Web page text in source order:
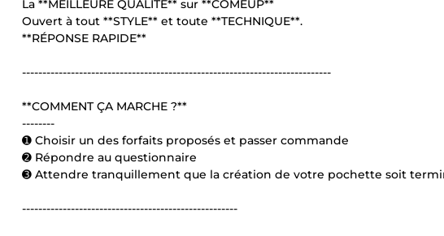
La **MEILLEURE QUALITÉ** sur **COMEUP**
Ouvert à tout **STYLE** et toute **TECHNIQUE**.
**RÉPONSE RAPIDE**
----------------------------------------------------------------------------
**COMMENT ÇA MARCHE ?**
--------
➊ Choisir un des forfaits proposés et passer commande
➋ Répondre au questionnaire
➌ Attendre tranquillement que la création de votre pochette soit
-----------------------------------------------------